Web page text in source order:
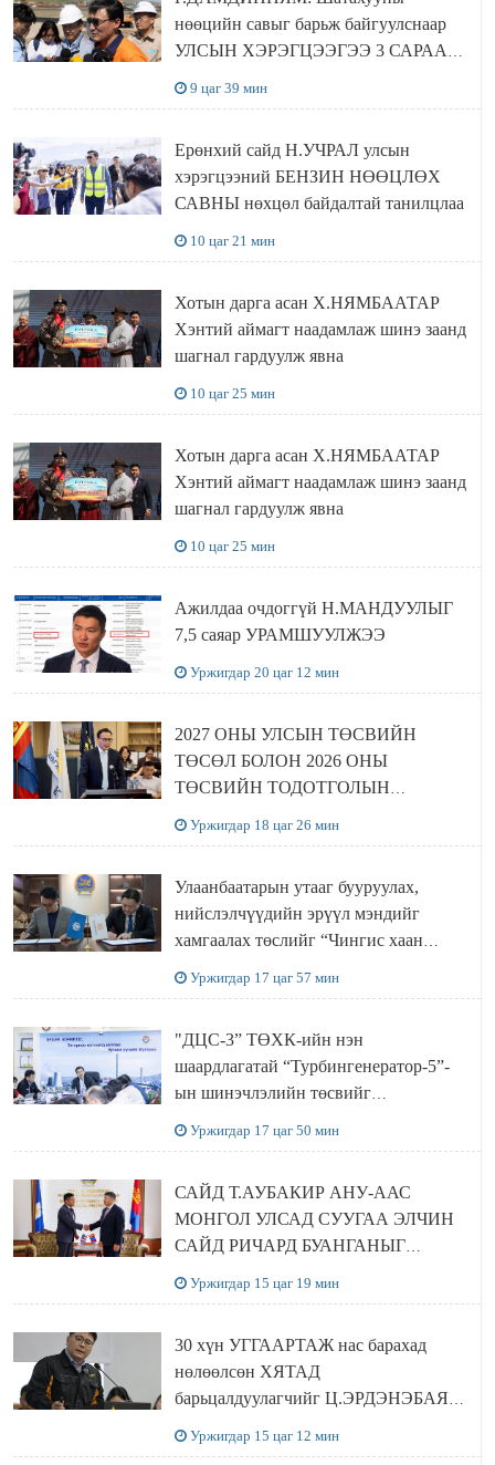
нөөцийн савыг барьж байгуулснаар
УЛСЫН ХЭРЭГЦЭЭГЭЭ 3 САРААР
НӨӨЦЛӨДӨГ болно
9 цаг 39 мин
Ерөнхий сайд Н.УЧРАЛ улсын
хэрэгцээний БЕНЗИН НӨӨЦЛӨХ
САВНЫ нөхцөл байдалтай танилцлаа
10 цаг 21 мин
Хотын дарга асан Х.НЯМБААТАР
Хэнтий аймагт наадамлаж шинэ заанд
шагнал гардуулж явна
10 цаг 25 мин
Хотын дарга асан Х.НЯМБААТАР
Хэнтий аймагт наадамлаж шинэ заанд
шагнал гардуулж явна
10 цаг 25 мин
Ажилдаа очдоггүй Н.МАНДУУЛЫГ
7,5 саяар УРАМШУУЛЖЭЭ
Уржигдар 20 цаг 12 мин
2027 ОНЫ УЛСЫН ТӨСВИЙН
ТӨСӨЛ БОЛОН 2026 ОНЫ
ТӨСВИЙН ТОДОТГОЛЫН
ТӨСЛИЙН ОЛОН НИЙТИЙН
ХЭЛЭЛЦҮҮЛЭГ БОЛЛОО
Уржигдар 18 цаг 26 мин
Улаанбаатарын утааг бууруулах,
нийслэлчүүдийн эрүүл мэндийг
хамгаалах төслийг “Чингис хаан
баялгийн сан нэгдэл” ХХК-тай
хамтран хэрэгжүүлнэ
Уржигдар 17 цаг 57 мин
"ДЦС-3” ТӨХК-ийн нэн
шаардлагатай “Турбингенератор-5”-
ын шинэчлэлийн төсвийг
шийдвэрлэхээр болов
Уржигдар 17 цаг 50 мин
САЙД Т.АУБАКИР АНУ-ААС
МОНГОЛ УЛСАД СУУГАА ЭЛЧИН
САЙД РИЧАРД БУАНГАНЫГ
ХҮЛЭЭН АВЧ УУЛЗЛАА
Уржигдар 15 цаг 19 мин
30 хүн УГГААРТАЖ нас барахад
нөлөөлсөн ХЯТАД
барьцалдуулагчийг Ц.ЭРДЭНЭБАЯР
захирал дахин худалдаж авахаар
болжээ
Уржигдар 15 цаг 12 мин